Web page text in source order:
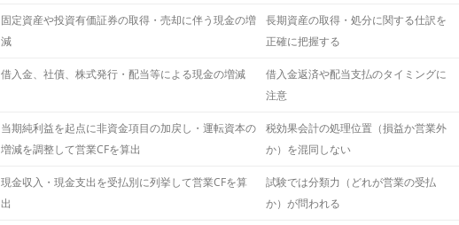
固定資産や投資有価証券の取得・売却に伴う現金の増
減
長期資産の取得・処分に関する仕訳を
正確に把握する
借入金、社債、株式発行・配当等による現金の増減
借入金返済や配当支払のタイミングに
注意
当期純利益を起点に非資金項目の加戻し・運転資本の
増減を調整して営業CFを算出
税効果会計の処理位置（損益か営業外
か）を混同しない
現金収入・現金支出を受払別に列挙して営業CFを算
出
試験では分類力（どれが営業の受払
か）が問われる